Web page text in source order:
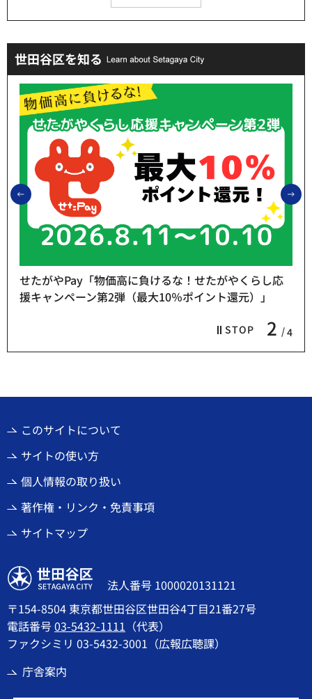
世田谷区を知る
前のスライドを表示
STOP 2 4
せたがやPay「物価高に負けるな！せたがやくらし応
援キャンペーン第2弾（最大10％ポイント還元）」
このサイトについて
サイトの使い方
個人情報の取り扱い
著作権・リンク・免責事項
サイトマップ
世田谷区
法人番号 1000020131121
〒154-8504 東京都世田谷区世田谷4丁目21番27号
電話番号03-5432-1111 （代表）
ファクシミリ 03-5432-3001（広報広聴課）
庁舎案内